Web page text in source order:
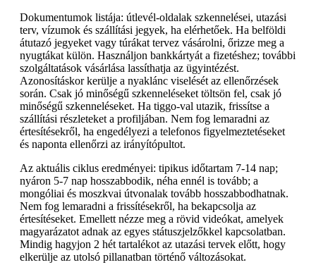
Dokumentumok listája: útlevél-oldalak szkennelései, utazási
terv, vízumok és szállítási jegyek, ha elérhetőek. Ha belföldi
átutazó jegyeket vagy túrákat tervez vásárolni, őrizze meg a
nyugtákat külön. Használjon bankkártyát a fizetéshez; további
szolgáltatások vásárlása lassíthatja az ügyintézést.
Azonosításkor kerülje a nyaklánc viselését az ellenőrzések
során. Csak jó minőségű szkenneléseket töltsön fel, csak jó
minőségű szkenneléseket. Ha tiggo-val utazik, frissítse a
szállítási részleteket a profiljában. Nem fog lemaradni az
értesítésekről, ha engedélyezi a telefonos figyelmeztetéseket
és naponta ellenőrzi az irányítópultot.
Az aktuális ciklus eredményei: tipikus időtartam 7-14 nap;
nyáron 5-7 nap hosszabbodik, néha ennél is tovább; a
mongóliai és moszkvai útvonalak tovább hosszabbodhatnak.
Nem fog lemaradni a frissítésekről, ha bekapcsolja az
értesítéseket. Emellett nézze meg a rövid videókat, amelyek
magyarázatot adnak az egyes státuszjelzőkkel kapcsolatban.
Mindig hagyjon 2 hét tartalékot az utazási tervek előtt, hogy
elkerülje az utolsó pillanatban történő változásokat.